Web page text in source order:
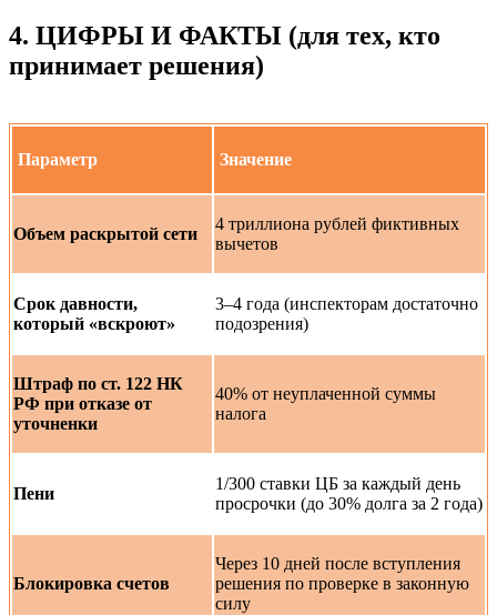
4. ЦИФРЫ И ФАКТЫ (для тех, кто
принимает решения)
Параметр Значение
Объем раскрытой сети
4 триллиона рублей фиктивных
вычетов
Срок давности,
который «вскроют»
3–4 года (инспекторам достаточно
подозрения)
Штраф по ст. 122 НК
РФ при отказе от
уточненки
40% от неуплаченной суммы
налога
Пени
1/300 ставки ЦБ за каждый день
просрочки (до 30% долга за 2 года)
Блокировка счетов
Через 10 дней после вступления
решения по проверке в законную
силу